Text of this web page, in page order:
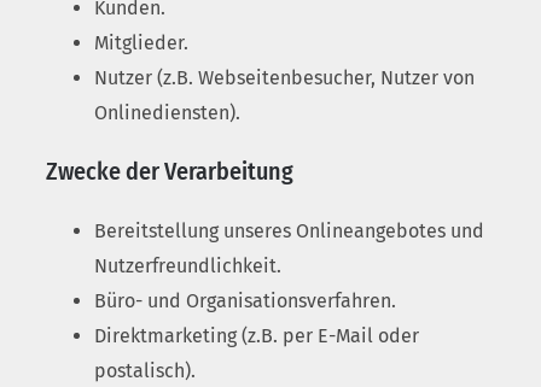
Kunden.
Mitglieder.
Nutzer (z.B. Webseitenbesucher, Nutzer von
Onlinediensten).
Zwecke der Verarbeitung
Bereitstellung unseres Onlineangebotes und
Nutzerfreundlichkeit.
Büro- und Organisationsverfahren.
Direktmarketing (z.B. per E-Mail oder
postalisch).